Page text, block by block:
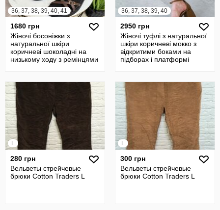
36, 37, 38, 39, 40, 41
1680 грн
Жіночі босоніжки з
натуральної шкіри
коричневі шоколадні на
низькому ходу з ремінцями
36, 37, 38, 39, 40
2950 грн
Жіночі туфлі з натуральної
шкіри коричневі мокко з
відкритими боками на
підборах і платформі
L
280 грн
Вельветы стрейчевые
брюки Cotton Traders L
L
300 грн
Вельветы стрейчевые
брюки Cotton Traders L